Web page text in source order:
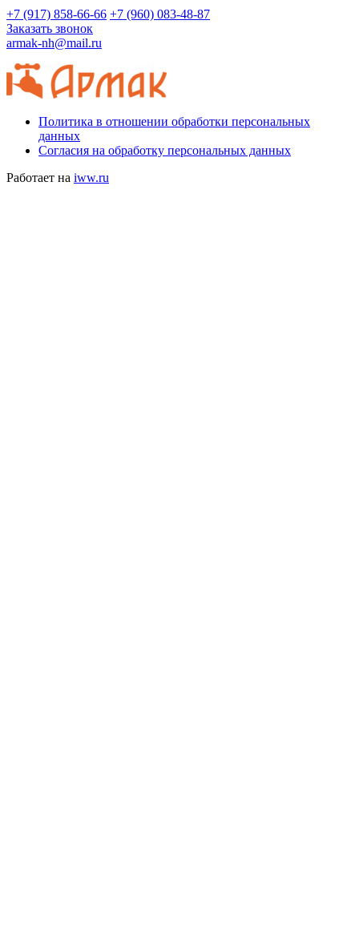
+7 (917) 858-66-66 +7 (960) 083-48-87
Заказать звонок
armak-nh@mail.ru
Политика в отношении обработки персональных
данных
Согласия на обработку персональных данных
Работает на iww.ru